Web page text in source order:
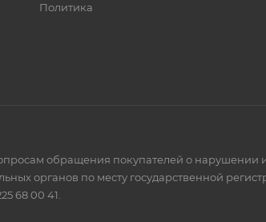
Политика
обращения покупателей о нарушении
органов по месту государственной
68 00 41.